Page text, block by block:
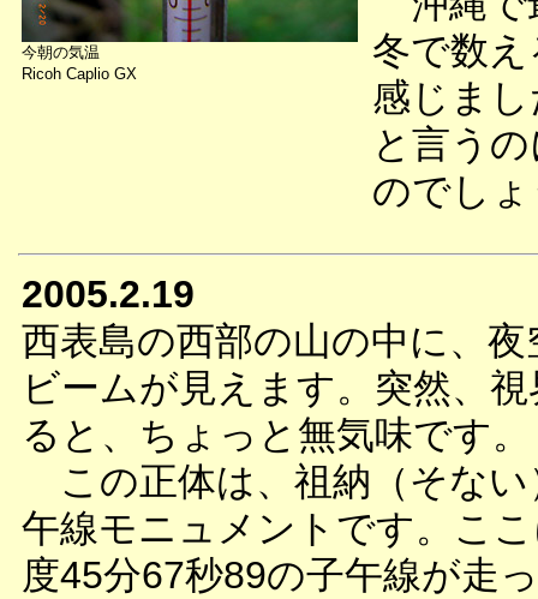
今朝の気温
Ricoh Caplio GX
冬で数
感じま
と言う
のでし
2005.2.19
西表島の西部の山の中に、
ビームが見えます。突然、
ると、ちょっと無気味です。
この正体は、祖納（そない
午線モニュメントです。こ
度45分67秒89の子午線が走